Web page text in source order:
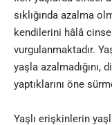
sıklığında azalma
kendilerini hâlâ
vurgulanmaktadır.
yaşla azalmadığını,
yaptıklarını öne
Yaşlı erişkinlerin